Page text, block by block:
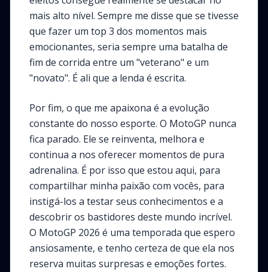
mais alto nível. Sempre me disse que se tivesse
que fazer um top 3 dos momentos mais
emocionantes, seria sempre uma batalha de
fim de corrida entre um "veterano" e um
"novato". É ali que a lenda é escrita.
Por fim, o que me apaixona é a evolução
constante do nosso esporte. O MotoGP nunca
fica parado. Ele se reinventa, melhora e
continua a nos oferecer momentos de pura
adrenalina. É por isso que estou aqui, para
compartilhar minha paixão com vocês, para
instigá-los a testar seus conhecimentos e a
descobrir os bastidores deste mundo incrível.
O MotoGP 2026 é uma temporada que espero
ansiosamente, e tenho certeza de que ela nos
reserva muitas surpresas e emoções fortes.